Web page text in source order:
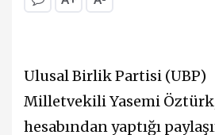
Ulusal Birlik Partisi (UBP)
MilletvekiliYasemi Öztürk
hesabından yaptığı